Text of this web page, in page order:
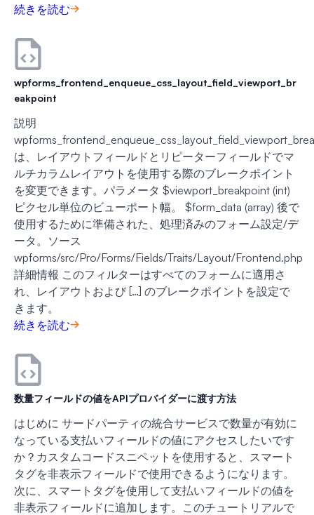
続きを読む
wpforms_frontend_enqueue_css_layout_field_viewport_br
eakpoint
説明
は、レイアウトフィールドとリピーターフィールドでマ
ルチカラムレイアウトを使用する際のブレークポイント
を変更できます。パラメータ $viewport_breakpoint (int)
ピクセル単位のビューポート幅。 $form_data (array) 後で
使用するために準備された、処理済みのフォーム設定/デ
ータ。ソース
wpforms/src/Pro/Forms/Fields/Traits/Layout/Frontend.php
詳細情報 このフィルターはすべてのフォームに適用さ
れ、レイアウトおよび […] のブレークポイントを設定で
きます。
続きを読む
数量フィールドの値をAPIプロバイダーに渡す方法
はじめに サードパーティの統合サービスで数量が有効に
なっている支払いフィールドの値にアクセスしたいです
か？カスタムコードスニペットを使用すると、スマート
タグを非表示フィールドで使用できるようになります。
次に、スマートタグを使用して支払いフィールドの値を
非表示フィールドに追加します。このチュートリアルで